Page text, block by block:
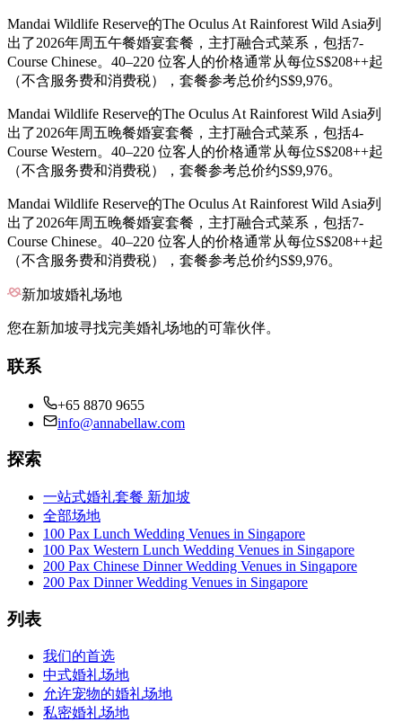
Mandai Wildlife Reserve的The Oculus At Rainforest Wild Asia列
出了2026年周五午餐婚宴套餐，主打融合式菜系，包括7-
Course Chinese。40–220 位客人的价格通常从每位S$208++起
（不含服务费和消费税），套餐参考总价约S$9,976。
Mandai Wildlife Reserve的The Oculus At Rainforest Wild Asia列
出了2026年周五晚餐婚宴套餐，主打融合式菜系，包括4-
Course Western。40–220 位客人的价格通常从每位S$208++起
（不含服务费和消费税），套餐参考总价约S$9,976。
Mandai Wildlife Reserve的The Oculus At Rainforest Wild Asia列
出了2026年周五晚餐婚宴套餐，主打融合式菜系，包括7-
Course Chinese。40–220 位客人的价格通常从每位S$208++起
（不含服务费和消费税），套餐参考总价约S$9,976。
新加坡婚礼场地
您在新加坡寻找完美婚礼场地的可靠伙伴。
联系
+65 8870 9655
info@annabellaw.com
探索
一站式婚礼套餐 新加坡
全部场地
100 Pax Lunch Wedding Venues in Singapore
100 Pax Western Lunch Wedding Venues in Singapore
200 Pax Chinese Dinner Wedding Venues in Singapore
200 Pax Dinner Wedding Venues in Singapore
列表
我们的首选
中式婚礼场地
允许宠物的婚礼场地
私密婚礼场地